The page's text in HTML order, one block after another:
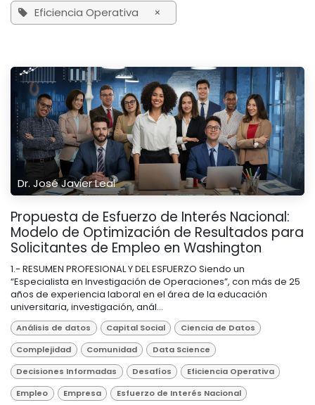
Eficiencia Operativa ×
Dr. José Javier Leal
Propuesta de Esfuerzo de Interés Nacional:
Modelo de Optimización de Resultados para
Solicitantes de Empleo en Washington
1.- RESUMEN PROFESIONAL Y DEL ESFUERZO Siendo un
“Especialista en Investigación de Operaciones”, con más de 25
años de experiencia laboral en el área de la educación
universitaria, investigación, anál...
Análisis de datos Capital Social
Ciencia de Datos
Complejidad
Comunidad
Data Science
Decisiones Informadas
Desafíos
Eficiencia Operativa
Empleo
Empresa
Esfuerzo de Interés Nacional